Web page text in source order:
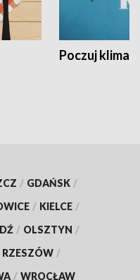
Poczuj klimat
/ GDAŃSK /
/ KIELCE /
/ OLSZTYN /
RZESZÓW /
/ WROCŁAW